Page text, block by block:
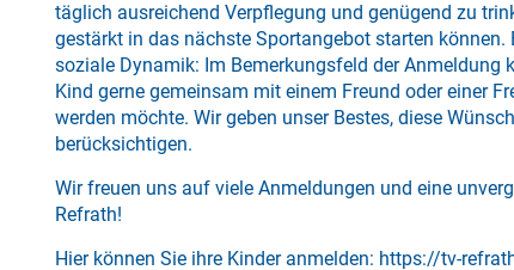
täglich ausreichend Verpflegung und genügend zu
gestärkt in das nächste Sportangebot starten können.
soziale Dynamik: Im Bemerkungsfeld der Anmeldung
Kind gerne gemeinsam mit einem Freund oder einer
werden möchte. Wir geben unser Bestes, diese
berücksichtigen.
Wir freuen uns auf viele Anmeldungen und eine
Refrath!
Hier können Sie ihre Kinder anmelden: https://tv-